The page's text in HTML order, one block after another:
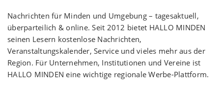
Nachrichten für Minden und Umgebung – tagesaktuell,
überparteilich & online. Seit 2012 bietet HALLO MINDEN
seinen Lesern kostenlose Nachrichten,
Veranstaltungskalender, Service und vieles mehr aus der
Region. Für Unternehmen, Institutionen und Vereine ist
HALLO MINDEN eine wichtige regionale Werbe-Plattform.